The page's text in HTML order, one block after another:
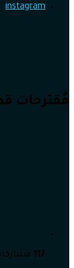
instagram
مُقترحات
117